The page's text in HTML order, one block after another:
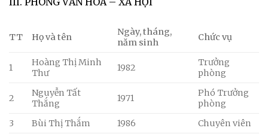
TT Họ và tên
Ngày, tháng,
năm sinh
Chức vụ
1
Hoàng Thị Minh
Thư
1982
Trưởng
phòng
2
Nguyễn Tất
Thắng
1971
Phó Trưởng
phòng
3
Bùi Thị Thắm 1986 Chuyên viên